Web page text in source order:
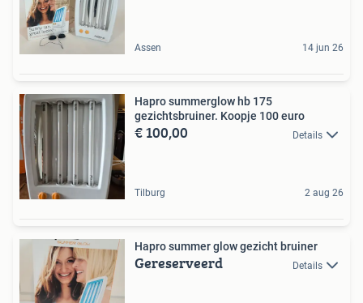
Assen 14 jun 26
Hapro summerglow hb 175
gezichtsbruiner. Koopje 100 euro
€ 100,00 Details
Tilburg 2 aug 26
Hapro summer glow gezicht bruiner
Gereserveerd Details